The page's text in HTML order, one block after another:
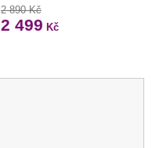
2 890 Kč
2 499 Kč